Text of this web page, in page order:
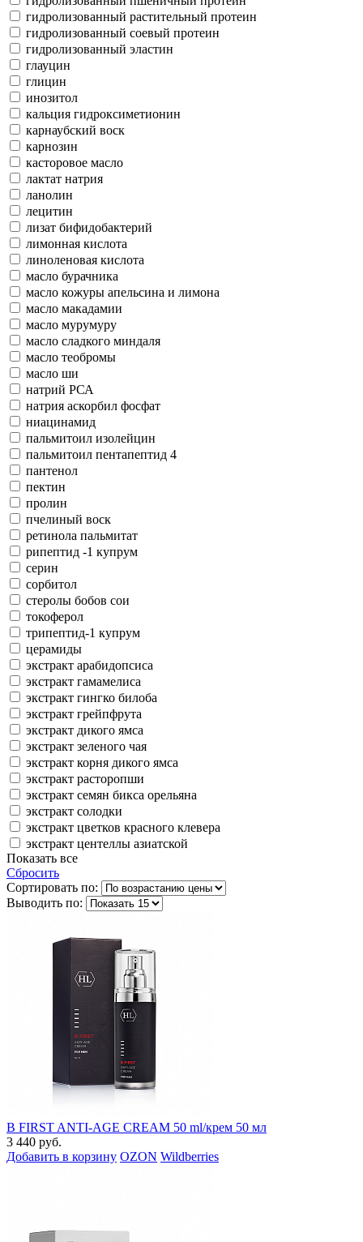
гидролизованный растительный протеин
гидролизованный соевый протеин
гидролизованный эластин
глауцин
глицин
инозитол
кальция гидроксиметионин
карнаубский воск
карнозин
касторовое масло
лактат натрия
ланолин
лецитин
лизат бифидобактерий
лимонная кислота
линоленовая кислота
масло бурачника
масло кожуры апельсина и лимона
масло макадамии
масло мурумуру
масло сладкого миндаля
масло теобромы
масло ши
натрий РСА
натрия аскорбил фосфат
ниацинамид
пальмитоил изолейцин
пальмитоил пентапептид 4
пантенол
пектин
пролин
пчелиный воск
ретинола пальмитат
рипептид -1 купрум
серин
сорбитол
стеролы бобов сои
токоферол
трипептид-1 купрум
церамиды
экстракт арабидопсиса
экстракт гамамелиса
экстракт гингко билоба
экстракт грейпфрута
экстракт дикого ямса
экстракт зеленого чая
экстракт корня дикого ямса
экстракт расторопши
экстракт семян бикса орельяна
экстракт солодки
экстракт цветков красного клевера
экстракт центеллы азиатской
Показать все
Сбросить
Сортировать по:
Выводить по:
B FIRST ANTI-AGE CREAM 50 ml/крем 50 мл
3 440 руб.
Добавить в корзину OZON Wildberries